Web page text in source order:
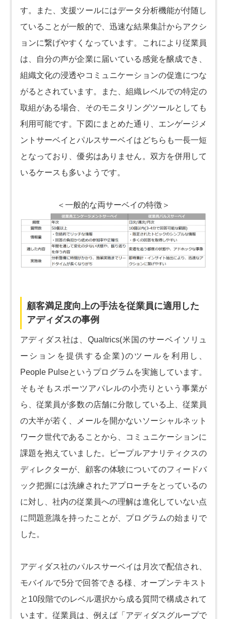
す。また、支援ツールにはデータ分析機能が付随し
ていることが一般的で、迅速な結果集計からアクシ
ョンに繋げやすくなっています。これにより従業員
は、自分の声が企業に届いている感覚を醸成でき、
組織文化の浸透やコミュニケーションの促進につな
がるとされています。また、組織レベルでの特定の
取組がある場合、そのモニタリングツールとしても
利用可能です。下図にまとめた通り、エンゲージメ
ントサーベイとパルスサーベイはどちらも一長一短
となっており、優劣はありません。双方を併用して
いるケースも多いようです。
＜一般的な両サーベイの特徴＞
顧客満足度向上の手法を従業員に適用した
アディダスの事例
アディダス社は、Qualtrics(米国のサーベイソリュ
ーションを提供する企業)のツールを利用し、
People Pulseというプログラムを実施しています。
そもそもスポーツアパレルの小売りという事業が
ら、従業員が多数の店舗に分散している上、従業員
の大半が若く、メールを開かないソーシャルネット
ワーク世代であることから、コミュニケーションに
課題を抱えていました。ピープルアナリティクスの
ディレクターが、顧客の体験についてのフィードバ
ック把握には洗練されたアプローチをとっているの
に対し、社内の従業員への理解は進化していない点
に問題意識を持ったことが、プログラムの始まりで
した。
アディダス社のパルスサーベイは月次で配信され、
モバイルで5分で回答できる様、オープンテキスト
と10段階でのレベル選択から成る質問で構成されて
います。従業員は、例えば「アディダスグループで